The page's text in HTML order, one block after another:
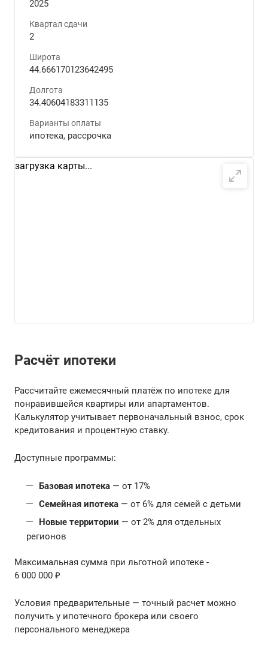
2025
Квартал сдачи
2
Широта
44.666170123642495
Долгота
34.40604183311135
Варианты оплаты
ипотека, рассрочка
загрузка карты...
Расчёт ипотеки
Рассчитайте ежемесячный платёж по ипотеке для
понравившейся квартиры или апартаментов.
Калькулятор учитывает первоначальный взнос, срок
кредитования и процентную ставку.
Доступные программы:
Базовая ипотека — от 17%
Семейная ипотека — от 6% для семей с детьми
Новые территории — от 2% для отдельных
регионов
Максимальная сумма при льготной ипотеке -
6 000 000 ₽
Условия предварительные — точный расчет можно
получить у ипотечного брокера или своего
персонального менеджера